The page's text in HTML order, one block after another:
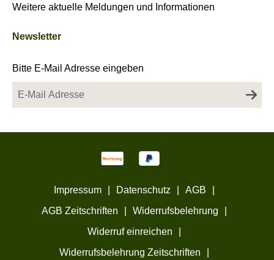
Weitere aktuelle Meldungen und Informationen
Newsletter
Bitte E-Mail Adresse eingeben
Impressum Datenschutz AGB
AGB Zeitschriften
Widerrufsbelehrung
Widerruf einreichen
Widerrufsbelehrung Zeitschriften